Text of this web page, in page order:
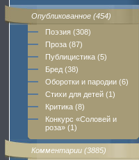
Опубликованное (454)
Поэзия (308)
Проза (87)
Публицистика (5)
Бред (38)
Оборотки и пародии (6)
Стихи для детей (1)
Критика (8)
Конкурс «Соловей и
роза» (1)
Комментарии (3885)